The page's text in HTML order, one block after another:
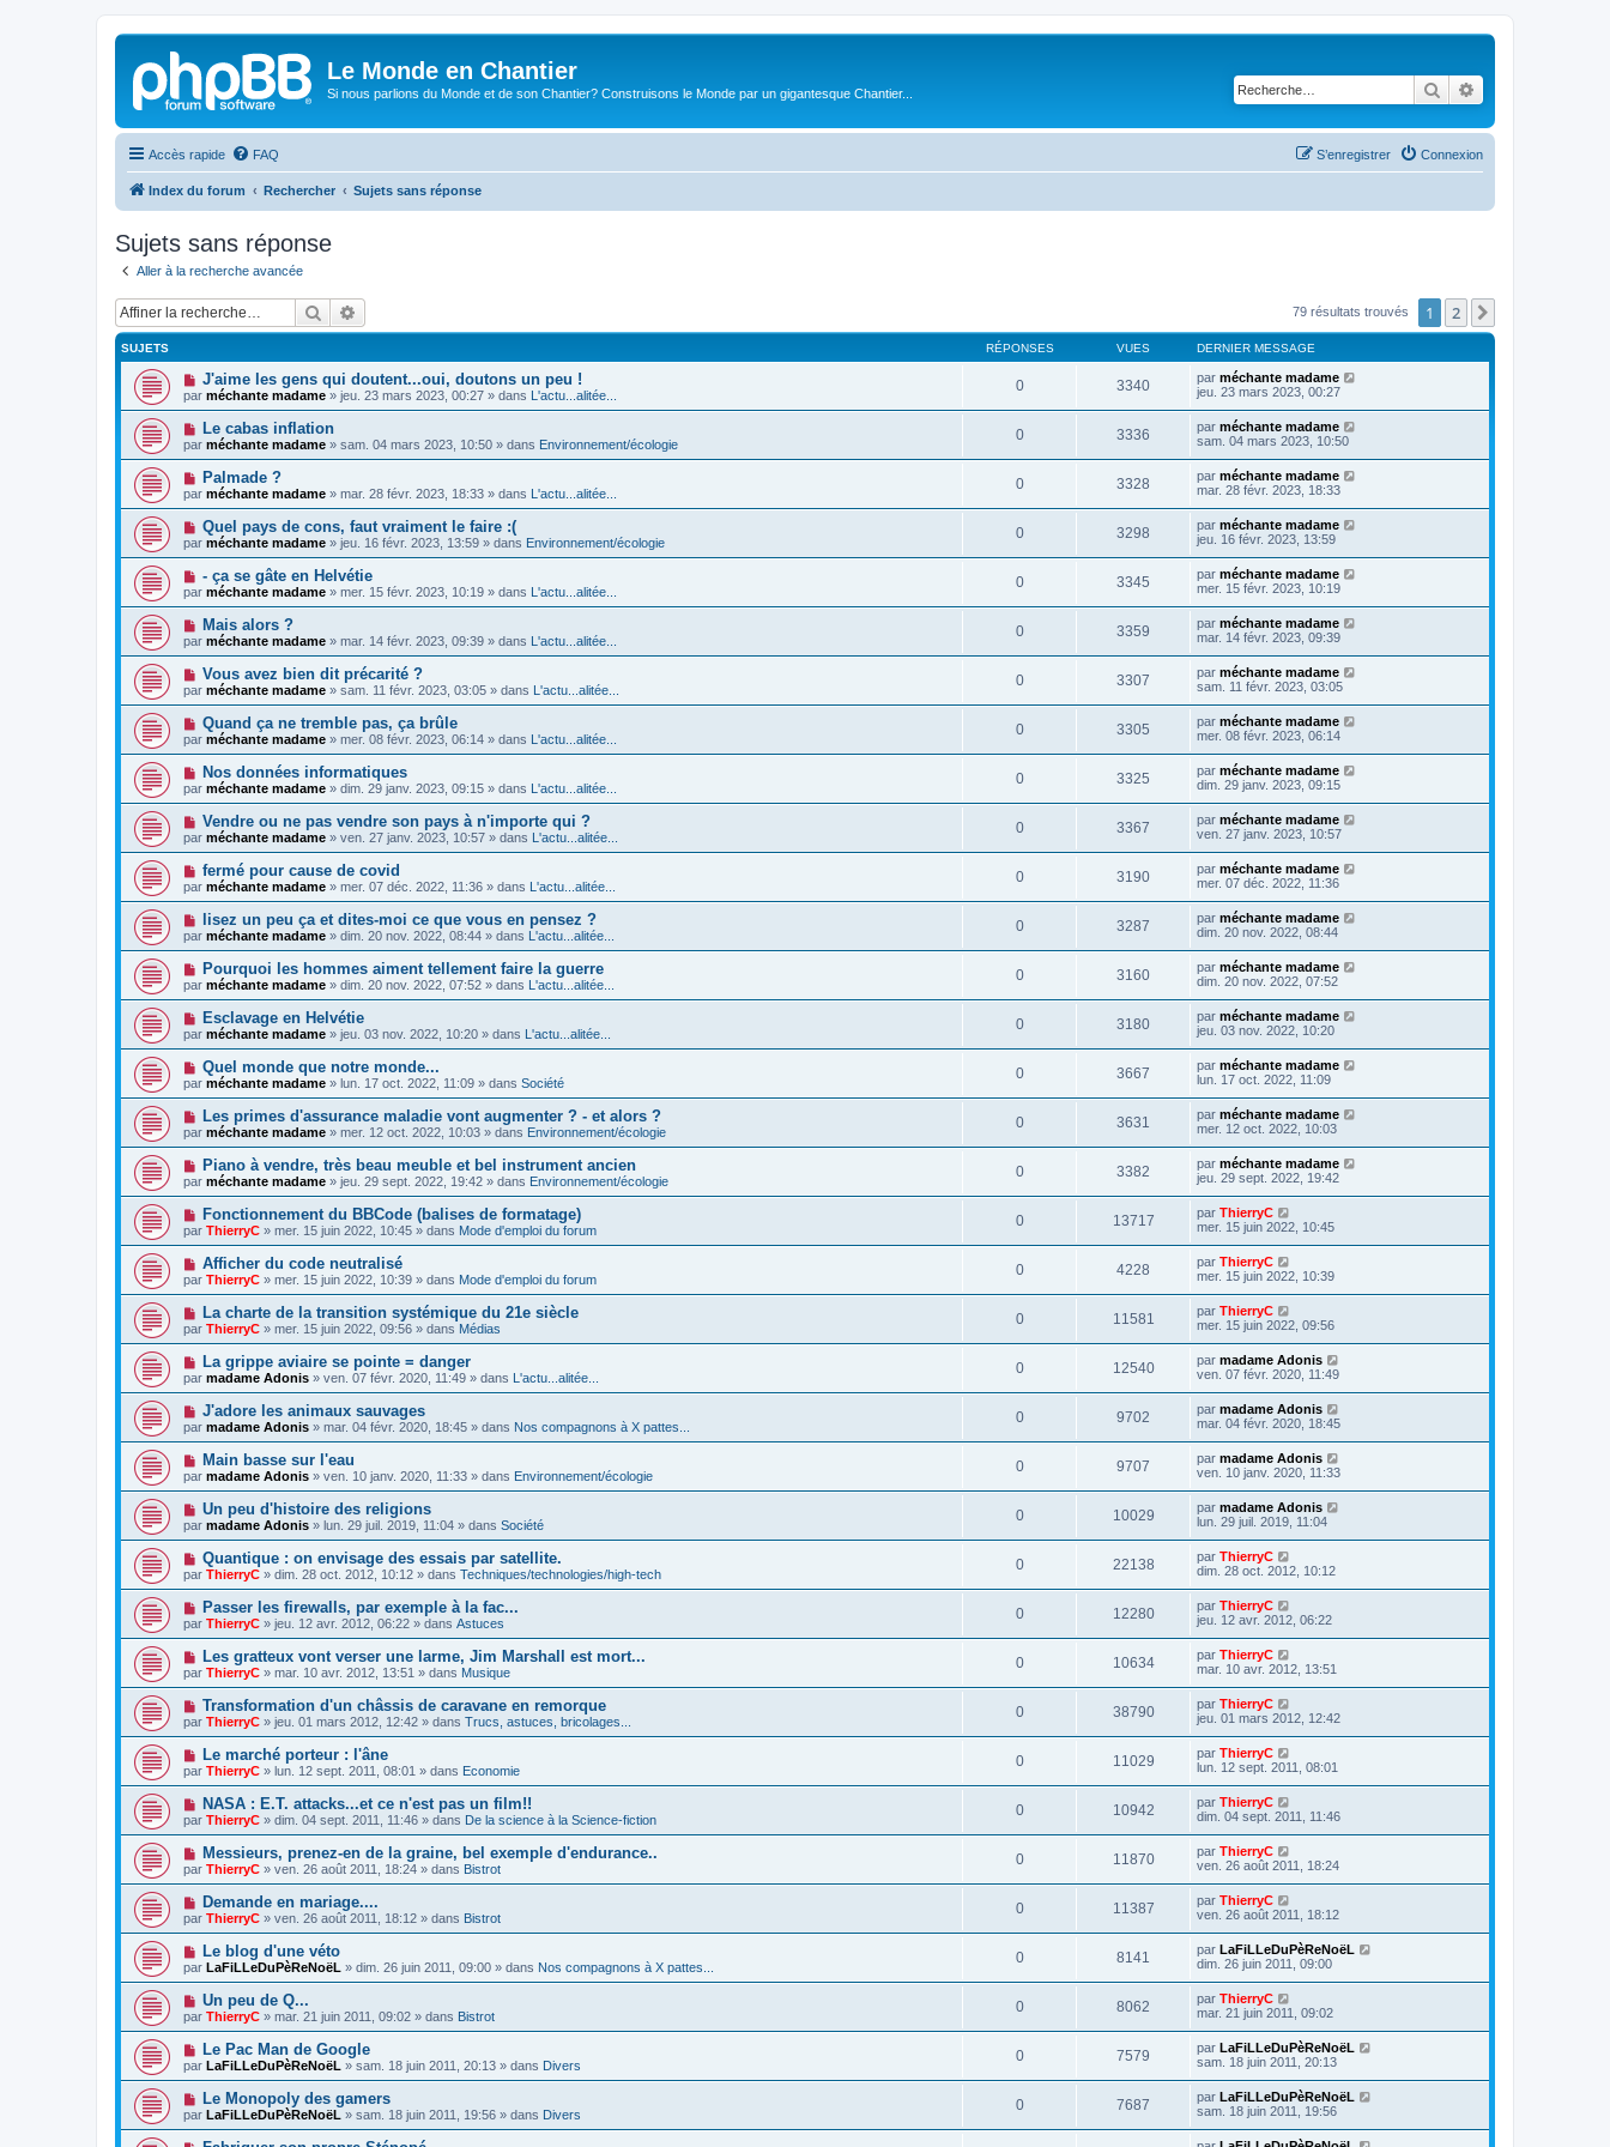
Le Monde en Chantier
Si nous parlions du Monde et de son Chantier? Construisons le Monde par un gigantesque Chantier... Rechercher
Accès rapide FAQ Connexion
S’enregistrer
Index du forum Rechercher Sujets sans réponse
Sujets sans réponse
Aller à la recherche avancée
Rechercher 79 résultats trouvés 1 2
SUJETS RÉPONSES VUES DERNIER MESSAGE
N
o
u
v
e
a
u
m
e
s
s
a
g
e
J'aime les gens qui doutent...oui, doutons un peu !
par méchante madame » jeu. 23 mars 2023, 00:27 » dans L'actu...alitée...
0 3340 par méchante madame
jeu. 23 mars 2023, 00:27
N
o
u
v
e
a
u
m
e
s
a
g
e
Le cabas inflation
par méchante madame » sam. 04 mars 2023, 10:50 » dans Environnement/écologie
0 3336 par méchante madame
sam. 04 mars 2023, 10:50
N
o
u
e
a
u
m
e
s
s
a
g
e
Palmade ?
par méchante madame » mar. 28 févr. 2023, 18:33 » dans L'actu...alitée...
0 3328 par méchante madame
mar. 28 févr. 2023, 18:33
N
o
u
e
a
u
m
e
s
s
g
e
Quel pays de cons, faut vraiment le faire :(
par méchante madame » jeu. 16 févr. 2023, 13:59 » dans Environnement/écologie
0 3298 par méchante madame
jeu. 16 févr. 2023, 13:59
o
u
v
e
a
u
m
e
s
s
a
g
e
- ça se gâte en Helvétie
par méchante madame » mer. 15 févr. 2023, 10:19 » dans L'actu...alitée...
0 3345 par méchante madame
mer. 15 févr. 2023, 10:19
N
o
u
v
a
u
m
e
s
s
a
g
e
Mais alors ?
par méchante madame » mar. 14 févr. 2023, 09:39 » dans L'actu...alitée...
0 3359 par méchante madame
mar. 14 févr. 2023, 09:39
N
o
u
e
a
u
m
e
s
s
g
e
Vous avez bien dit précarité ?
par méchante madame » sam. 11 févr. 2023, 03:05 » dans L'actu...alitée...
0 3307 par méchante madame
sam. 11 févr. 2023, 03:05
N
o
u
v
e
a
u
m
e
s
s
a
g
e
Quand ça ne tremble pas, ça brûle
par méchante madame » mer. 08 févr. 2023, 06:14 » dans L'actu...alitée...
0 3305 par méchante madame
mer. 08 févr. 2023, 06:14
N
o
u
v
a
u
m
e
s
s
a
g
e
Nos données informatiques
par méchante madame » dim. 29 janv. 2023, 09:15 » dans L'actu...alitée...
0 3325 par méchante madame
dim. 29 janv. 2023, 09:15
N
o
u
v
e
a
u
e
s
s
a
g
e
Vendre ou ne pas vendre son pays à n'importe qui ?
par méchante madame » ven. 27 janv. 2023, 10:57 » dans L'actu...alitée...
0 3367 par méchante madame
ven. 27 janv. 2023, 10:57
N
o
u
v
e
a
u
m
e
s
s
a
g
e
fermé pour cause de covid
par méchante madame » mer. 07 déc. 2022, 11:36 » dans L'actu...alitée...
0 3190 par méchante madame
mer. 07 déc. 2022, 11:36
N
o
u
v
e
a
u
m
e
s
s
a
g
e
lisez un peu ça et dites-moi ce que vous en pensez ?
par méchante madame » dim. 20 nov. 2022, 08:44 » dans L'actu...alitée...
0 3287 par méchante madame
dim. 20 nov. 2022, 08:44
N
o
u
v
e
a
u
m
e
s
s
a
g
e
Pourquoi les hommes aiment tellement faire la guerre
par méchante madame » dim. 20 nov. 2022, 07:52 » dans L'actu...alitée...
0 3160 par méchante madame
dim. 20 nov. 2022, 07:52
N
o
u
e
a
u
e
s
s
a
g
e
Esclavage en Helvétie
par méchante madame » jeu. 03 nov. 2022, 10:20 » dans L'actu...alitée...
0 3180 par méchante madame
jeu. 03 nov. 2022, 10:20
N
o
u
v
e
a
u
m
e
s
s
a
g
e
Quel monde que notre monde...
par méchante madame » lun. 17 oct. 2022, 11:09 » dans Société
0 3667 par méchante madame
lun. 17 oct. 2022, 11:09
N
o
u
v
e
a
u
m
e
s
a
g
e
Les primes d'assurance maladie vont augmenter ? - et alors ?
par méchante madame » mer. 12 oct. 2022, 10:03 » dans Environnement/écologie
0 3631 par méchante madame
mer. 12 oct. 2022, 10:03
N
o
u
v
e
a
u
m
e
s
s
a
g
e
Piano à vendre, très beau meuble et bel instrument ancien
par méchante madame » jeu. 29 sept. 2022, 19:42 » dans Environnement/écologie
0 3382 par méchante madame
jeu. 29 sept. 2022, 19:42
N
o
u
e
a
u
e
s
s
a
g
e
Fonctionnement du BBCode (balises de formatage)
par ThierryC » mer. 15 juin 2022, 10:45 » dans Mode d'emploi du forum
0 13717 par ThierryC
mer. 15 juin 2022, 10:45
N
o
u
v
e
a
u
e
s
a
g
e
Afficher du code neutralisé
par ThierryC » mer. 15 juin 2022, 10:39 » dans Mode d'emploi du forum
0 4228 par ThierryC
mer. 15 juin 2022, 10:39
N
o
u
v
e
a
u
m
e
s
s
a
g
e
La charte de la transition systémique du 21e siècle
par ThierryC » mer. 15 juin 2022, 09:56 » dans Médias
0 11581 par ThierryC
mer. 15 juin 2022, 09:56
N
o
u
e
a
u
m
e
s
s
a
g
e
La grippe aviaire se pointe = danger
par madame Adonis » ven. 07 févr. 2020, 11:49 » dans L'actu...alitée...
0 12540 par madame Adonis
ven. 07 févr. 2020, 11:49
N
o
u
v
e
a
u
m
e
s
s
a
g
e
J'adore les animaux sauvages
par madame Adonis » mar. 04 févr. 2020, 18:45 » dans Nos compagnons à X pattes...
0 9702 par madame Adonis
mar. 04 févr. 2020, 18:45
N
o
u
v
e
a
u
m
e
s
s
a
g
e
Main basse sur l'eau
par madame Adonis » ven. 10 janv. 2020, 11:33 » dans Environnement/écologie
0 9707 par madame Adonis
ven. 10 janv. 2020, 11:33
N
o
u
e
a
u
m
e
s
s
a
g
e
Un peu d'histoire des religions
par madame Adonis » lun. 29 juil. 2019, 11:04 » dans Société
0 10029 par madame Adonis
lun. 29 juil. 2019, 11:04
N
o
u
v
e
a
u
e
s
s
g
e
Quantique : on envisage des essais par satellite.
par ThierryC » dim. 28 oct. 2012, 10:12 » dans Techniques/technologies/high-tech
0 22138 par ThierryC
dim. 28 oct. 2012, 10:12
N
o
u
v
e
a
u
m
e
s
s
a
g
e
Passer les firewalls, par exemple à la fac...
par ThierryC » jeu. 12 avr. 2012, 06:22 » dans Astuces
0 12280 par ThierryC
jeu. 12 avr. 2012, 06:22
N
o
u
v
a
u
e
s
s
a
g
e
Les gratteux vont verser une larme, Jim Marshall est mort...
par ThierryC » mar. 10 avr. 2012, 13:51 » dans Musique
0 10634 par ThierryC
mar. 10 avr. 2012, 13:51
N
o
u
v
e
a
u
m
e
s
s
a
g
e
Transformation d'un châssis de caravane en remorque
par ThierryC » jeu. 01 mars 2012, 12:42 » dans Trucs, astuces, bricolages...
0 38790 par ThierryC
jeu. 01 mars 2012, 12:42
N
o
u
v
e
a
u
m
e
s
s
a
g
e
Le marché porteur : l'âne
par ThierryC » lun. 12 sept. 2011, 08:01 » dans Economie
0 11029 par ThierryC
lun. 12 sept. 2011, 08:01
N
o
u
v
e
a
u
m
e
s
s
a
g
e
NASA : E.T. attacks...et ce n'est pas un film!!
par ThierryC » dim. 04 sept. 2011, 11:46 » dans De la science à la Science-fiction
0 10942 par ThierryC
dim. 04 sept. 2011, 11:46
N
o
u
v
e
a
u
e
s
s
a
g
e
Messieurs, prenez-en de la graine, bel exemple d'endurance..
par ThierryC » ven. 26 août 2011, 18:24 » dans Bistrot
0 11870 par ThierryC
ven. 26 août 2011, 18:24
N
o
u
v
e
a
u
m
e
s
s
a
g
e
Demande en mariage....
par ThierryC » ven. 26 août 2011, 18:12 » dans Bistrot
0 11387 par ThierryC
ven. 26 août 2011, 18:12
N
o
u
v
e
a
u
e
s
s
a
g
e
Le blog d'une véto
par LaFiLLeDuPèReNoëL » dim. 26 juin 2011, 09:00 » dans Nos compagnons à X pattes...
0 8141 par LaFiLLeDuPèReNoëL
dim. 26 juin 2011, 09:00
N
o
u
v
e
a
u
e
s
s
Un peu de Q...
par ThierryC » mar. 21 juin 2011, 09:02 » dans Bistrot
0 8062 par ThierryC
mar. 21 juin 2011, 09:02
N
o
u
v
e
a
u
Le Pac Man de Google
par LaFiLLeDuPèReNoëL » sam. 18 juin 2011, 20:13 » dans Divers
0 7579 par LaFiLLeDuPèReNoëL
sam. 18 juin 2011, 20:13
N
o
u
v
Le Monopoly des gamers
par LaFiLLeDuPèReNoëL » sam. 18 juin 2011, 19:56 » dans Divers
0 7687 par LaFiLLeDuPèReNoëL
sam. 18 juin 2011, 19:56